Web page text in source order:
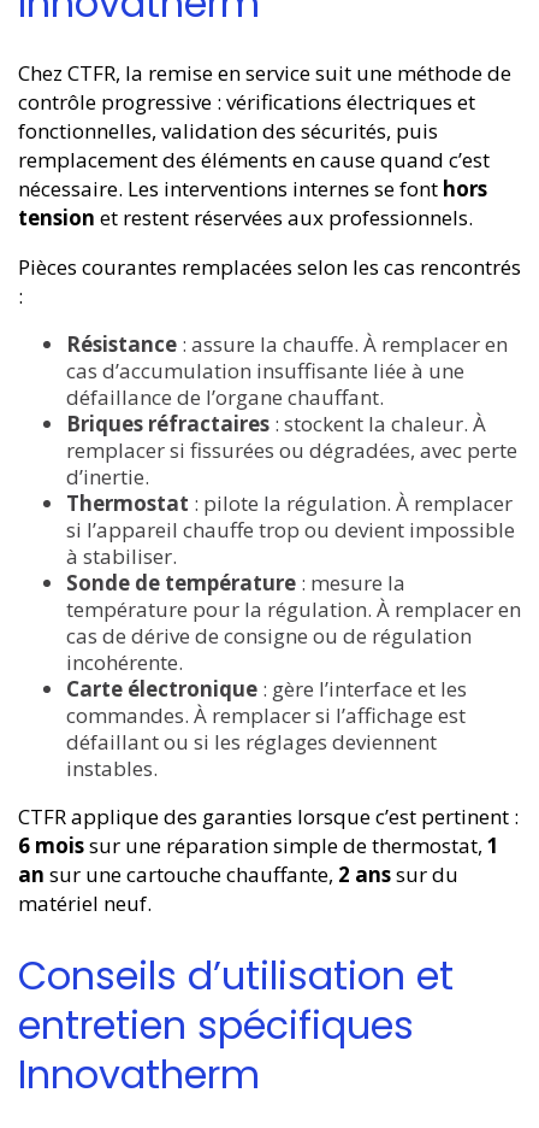
Chez CTFR, la remise en service suit une méthode de
contrôle progressive : vérifications électriques et
fonctionnelles, validation des sécurités, puis
remplacement des éléments en cause quand c’est
nécessaire. Les interventions internes se font hors
tension et restent réservées aux professionnels.
Pièces courantes remplacées selon les cas rencontrés
:
Résistance : assure la chauffe. À remplacer en
cas d’accumulation insuffisante liée à une
défaillance de l’organe chauffant.
Briques réfractaires : stockent la chaleur. À
remplacer si fissurées ou dégradées, avec perte
d’inertie.
Thermostat : pilote la régulation. À remplacer
si l’appareil chauffe trop ou devient impossible
à stabiliser.
Sonde de température : mesure la
température pour la régulation. À remplacer en
cas de dérive de consigne ou de régulation
incohérente.
Carte électronique : gère l’interface et les
commandes. À remplacer si l’affichage est
défaillant ou si les réglages deviennent
instables.
CTFR applique des garanties lorsque c’est pertinent :
6 moissur une réparation simple de thermostat, 1
an sur une cartouche chauffante, 2 anssur du
matériel neuf.
Conseils d’utilisation et
entretien spécifiques
Innovatherm